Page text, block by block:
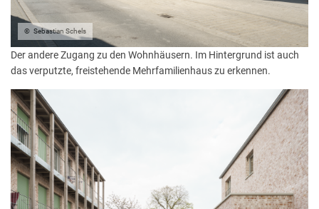
Sebastian Schels
Der andere Zugang zu den Wohnhäusern. Im Hintergrund ist auch
das verputzte, freistehende Mehrfamilienhaus zu erkennen.